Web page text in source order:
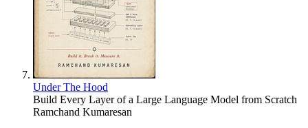
Under The Hood
Build Every Layer of a Large Language Model from Scratch
Ramchand Kumaresan